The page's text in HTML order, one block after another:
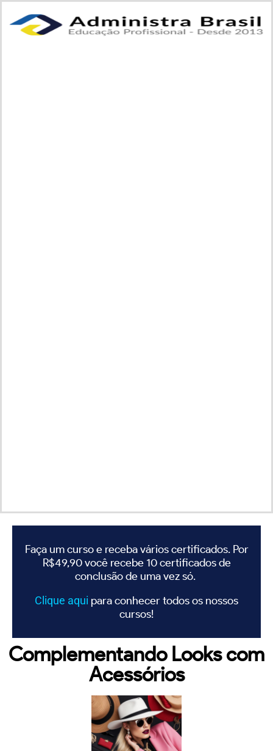
Faça um curso e receba vários certificados. Por
R$49,90 você recebe 10 certificados de
conclusão de uma vez só.
Clique aqui para conhecer todos os nossos
cursos!
Complementando Looks com
Acessórios